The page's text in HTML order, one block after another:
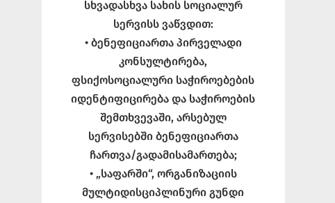
სხვადასხვა სახის სოციალურ
სერვისს ვაწვდით:
• ბენეფიციართა პირველადი
კონსულტირება,
ფსიქოსოციალური საჭიროებების
იდენტიფიცირება და საჭიროების
შემთხვევაში, არსებულ
სერვისებში ბენეფიციართა
ჩართვა/გადამისამართება;
• „საფარში“, ორგანიზაციის
მულტიდისციპლინური გუნდი